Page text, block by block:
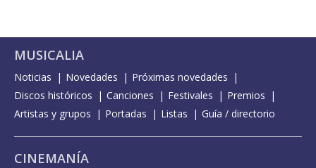
MUSICALIA
Noticias Novedades
Próximas novedades
Discos históricos
Canciones Festivales
Premios
Artistas y grupos
Portadas Listas Guía / directorio
CINEMANÍA